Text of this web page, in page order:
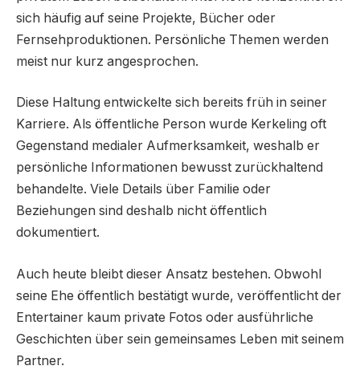
sich häufig auf seine Projekte, Bücher oder
Fernsehproduktionen. Persönliche Themen werden
meist nur kurz angesprochen.
Diese Haltung entwickelte sich bereits früh in seiner
Karriere. Als öffentliche Person wurde Kerkeling oft
Gegenstand medialer Aufmerksamkeit, weshalb er
persönliche Informationen bewusst zurückhaltend
behandelte. Viele Details über Familie oder
Beziehungen sind deshalb nicht öffentlich
dokumentiert.
Auch heute bleibt dieser Ansatz bestehen. Obwohl
seine Ehe öffentlich bestätigt wurde, veröffentlicht der
Entertainer kaum private Fotos oder ausführliche
Geschichten über sein gemeinsames Leben mit seinem
Partner.